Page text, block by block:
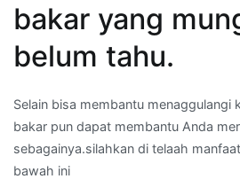
bakar yang
belum tahu.
Selain bisa membantu menaggulangi
bakar pun dapat membantu Anda
sebagainya.silahkan di telaah
bawah ini